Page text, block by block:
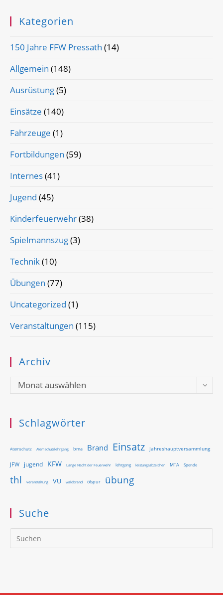
Kategorien
150 Jahre FFW Pressath (14)
Allgemein (148)
Ausrüstung(5)
Einsätze (140)
Fahrzeuge (1)
Fortbildungen (59)
Internes(41)
Jugend (45)
Kinderfeuerwehr(38)
Spielmannszug(3)
Technik(10)
Übungen (77)
Uncategorized (1)
Veranstaltungen (115)
Archiv
Archiv
Monat auswählen
Schlagwörter
Atemschutz Atemschutzlehrgang bma Brand Einsatz Jahreshauptversammlung
JFW jugend KFW Lange Nacht der Feuerwehr lehrgang leistungsabzeichen MTA Spende
thl veranstaltung VU waldbrand ölspur übung
Suche